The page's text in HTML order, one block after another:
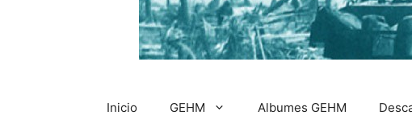
Inicio GEHM Albumes GEHM